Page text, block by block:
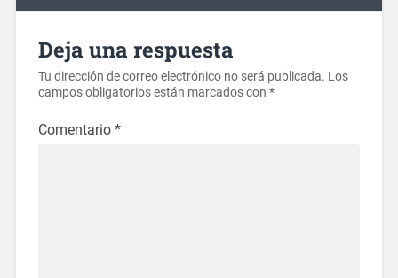
Deja una respuesta
Tu dirección de correo electrónico no será publicada. Los
campos obligatorios están marcados con *
Comentario *